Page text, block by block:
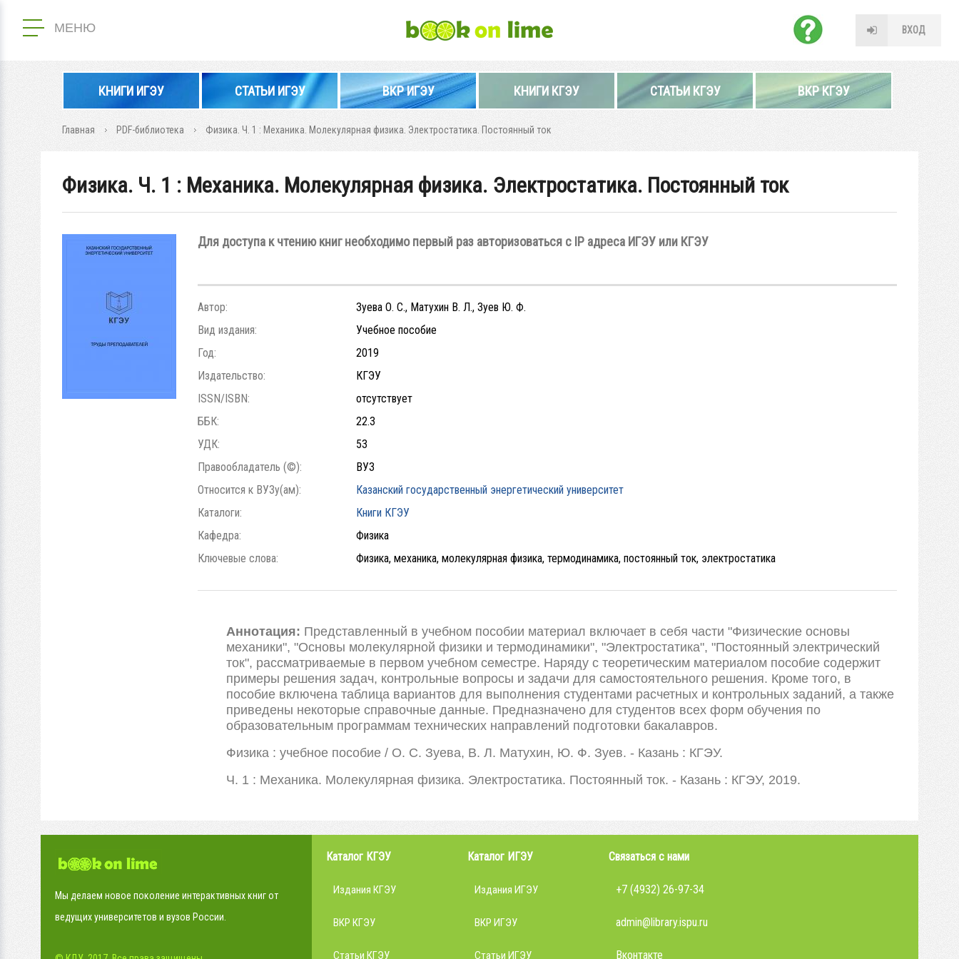
МЕНЮ ВХОД
КНИГИ ИГЭУ СТАТЬИ ИГЭУ ВКР ИГЭУ КНИГИ КГЭУ СТАТЬИ КГЭУ ВКР КГЭУ
Главная PDF-библиотека Физика. Ч. 1 : Механика. Молекулярная физика. Электростатика. Постоянный ток
Физика. Ч. 1 : Механика. Молекулярная физика. Электростатика. Постоянный ток
Для доступа к чтению книг необходимо первый раз авторизоваться с IP адреса ИГЭУ или КГЭУ
Автор:
Зуева О. С., Матухин В. Л., Зуев Ю. Ф.
Вид издания:
Учебное пособие
Год:
2019
Издательство:
КГЭУ
ISSN/ISBN:
отсутствует
ББК:
22.3
УДК:
53
Правообладатель (©):
ВУЗ
Относится к ВУЗу(ам):
Казанский государственный энергетический университет
Каталоги:
Книги КГЭУ
Кафедра:
Физика
Ключевые слова:
Физика, механика, молекулярная физика, термодинамика, постоянный ток, электростатика
Аннотация: Представленный в учебном пособии материал включает в себя части "Физические основы
механики", "Основы молекулярной физики и термодинамики", "Электростатика", "Постоянный электрический
ток", рассматриваемые в первом учебном семестре. Наряду с теоретическим материалом пособие содержит
примеры решения задач, контрольные вопросы и задачи для самостоятельного решения. Кроме того, в
пособие включена таблица вариантов для выполнения студентами расчетных и контрольных заданий, а также
приведены некоторые справочные данные. Предназначено для студентов всех форм обучения по
образовательным программам технических направлений подготовки бакалавров.
Физика : учебное пособие / О. С. Зуева, В. Л. Матухин, Ю. Ф. Зуев. - Казань : КГЭУ.
Ч. 1 : Механика. Молекулярная физика. Электростатика. Постоянный ток. - Казань : КГЭУ, 2019.
Мы делаем новое поколение интерактивных книг от
ведущих университетов и вузов России.
Каталог КГЭУ
Издания КГЭУ
ВКР КГЭУ
Статьи КГЭУ
Каталог ИГЭУ
Издания ИГЭУ
ВКР ИГЭУ
Статьи ИГЭУ
Связаться с нами
+7 (4932) 26-97-34
admin@library.ispu.ru
Вконтакте